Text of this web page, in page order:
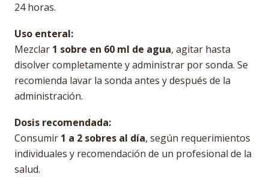
24 horas.
Uso enteral:
Mezclar 1 sobre en 60 ml de agua, agitar hasta
disolver completamente y administrar por sonda. Se
recomienda lavar la sonda antes y después de la
administración.
Dosis recomendada:
Consumir 1 a 2 sobres al día, según requerimientos
individuales y recomendación de un profesional de la
salud.